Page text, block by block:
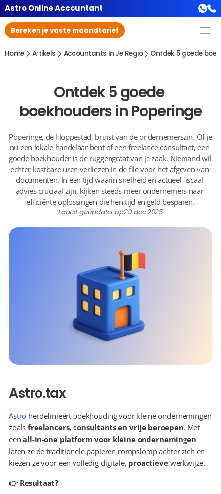
Astro Online Accountant
Bereken je vaste maandtarief
Home Artikels Accountants In Je Regio Ontdek 5 goede
Ontdek 5 goede
boekhouders in Poperinge
Poperinge, de Hoppestad, bruist van de ondernemerszin. Of je
nu een lokale handelaar bent of een freelance consultant, een
goede boekhouder is de ruggengraat van je zaak. Niemand wil
echter kostbare uren verliezen in de file voor het afgeven van
documenten. In een tijd waarin snelheid en actueel fiscaal
advies cruciaal zijn, kijken steeds meer ondernemers naar
efficiënte oplossingen die hen tijd en geld besparen.
Laatst geüpdatet op29 dec 2025
Astro.tax
Astro herdefinieert boekhouding voor kleine ondernemingen
zoals freelancers, consultants en vrije beroepen. Met
een all-in-one platform voor kleine ondernemingen
laten ze de traditionele papieren rompslomp achter zich en
kiezen ze voor een volledig digitale, proactieve werkwijze.
👉 Resultaat?